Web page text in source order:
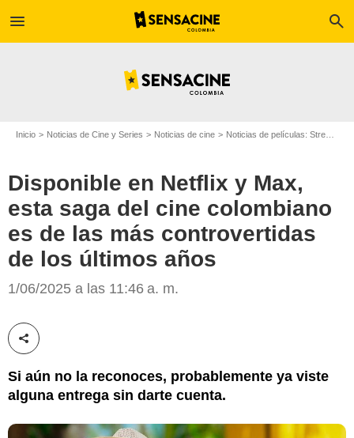
menu search
Inicio Noticias de Cine y Series Noticias de cine Noticias de películas: Streaming
Disponible en Netflix y Max,
esta saga del cine colombiano
es de las más controvertidas
de los últimos años
1/06/2025 a las 11:46 a. m.
Compartir esta noticia
Si aún no la reconoces, probablemente ya viste
alguna entrega sin darte cuenta.
Netflix